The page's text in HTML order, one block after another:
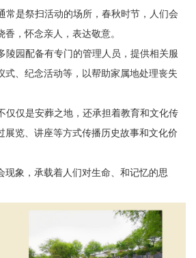
是祭扫活动的场所，春秋时节，人们会
，怀念亲人，表达敬意。
园配备有专门的管理人员，提供相关服
式、纪念活动等，以帮助家属地处理丧失
仅仅是安葬之地，还承担着教育和文化传
展览、讲座等方式传播历史故事和文化价
现象，承载着人们对生命、和记忆的思